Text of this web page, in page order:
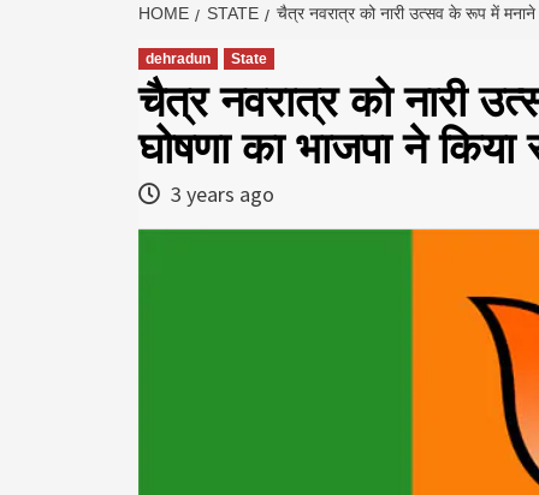
HOME STATE चैत्र नवरात्र को नारी उत्सव के रूप में मनाने
dehradun State
चैत्र नवरात्र को नारी
घोषणा का भाजपा ने किया
3 years ago